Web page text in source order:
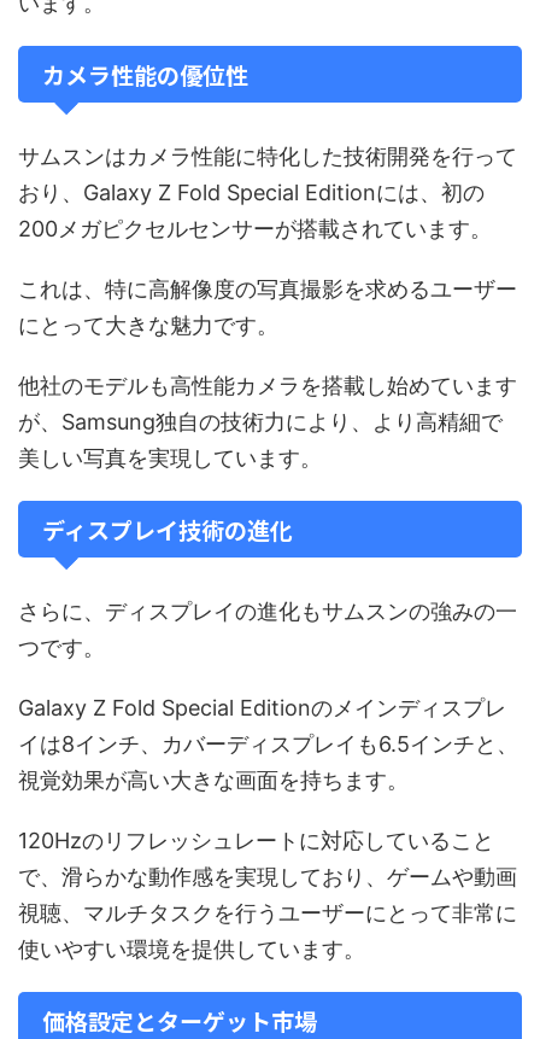
カメラ性能の優位性
サムスンはカメラ性能に特化した技術開発を行って
おり、Galaxy Z Fold Special Editionには、初の
200メガピクセルセンサーが搭載されています。
これは、特に高解像度の写真撮影を求めるユーザー
にとって大きな魅力です。
他社のモデルも高性能カメラを搭載し始めています
が、Samsung独自の技術力により、より高精細で
美しい写真を実現しています。
ディスプレイ技術の進化
さらに、ディスプレイの進化もサムスンの強みの一
つです。
Galaxy Z Fold Special Editionのメインディスプレ
イは8インチ、カバーディスプレイも6.5インチと、
視覚効果が高い大きな画面を持ちます。
120Hzのリフレッシュレートに対応していること
で、滑らかな動作感を実現しており、ゲームや動画
視聴、マルチタスクを行うユーザーにとって非常に
使いやすい環境を提供しています。
価格設定とターゲット市場